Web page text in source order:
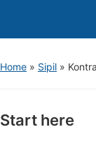
Home » Sipil »
Start here